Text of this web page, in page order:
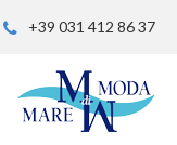
+39 031 412 86 37